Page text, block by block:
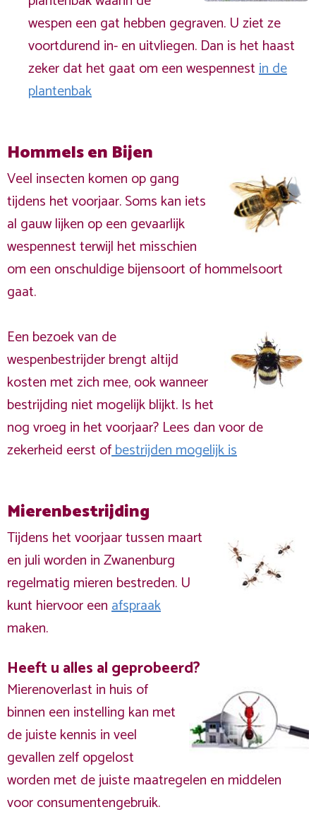
wespen een gat hebben gegraven. U ziet ze
voortdurend in- en uitvliegen. Dan is het haast
zeker dat het gaat om een wespennestin de
plantenbak
Hommels en Bijen
Veel insecten komen op gang
tijdens het voorjaar. Soms kan iets
al gauw lijken op een gevaarlijk
wespennest terwijl het misschien
om een onschuldige bijensoort of hommelsoort
gaat.
Een bezoek van de
wespenbestrijder brengt altijd
kosten met zich mee, ook wanneer
bestrijding niet mogelijk blijkt. Is het
nog vroeg in het voorjaar? Lees dan voor de
zekerheid eerst ofbestrijden mogelijk is
Mierenbestrijding
Tijdens het voorjaar tussen maart
en juli worden in Zwanenburg
regelmatig mieren bestreden. U
kunt hiervoor eenafspraak
maken.
Heeft u alles al geprobeerd?
Mierenoverlast in huis of
binnen een instelling kan met
de juiste kennis in veel
gevallen zelf opgelost
worden met de juiste maatregelen en middelen
voor consumentengebruik.